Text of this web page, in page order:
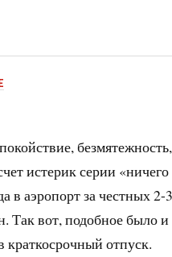
безмятежность,
истерик серии
в аэропорт за честных 2-
Так вот, подобное было и
краткосрочный отпуск.